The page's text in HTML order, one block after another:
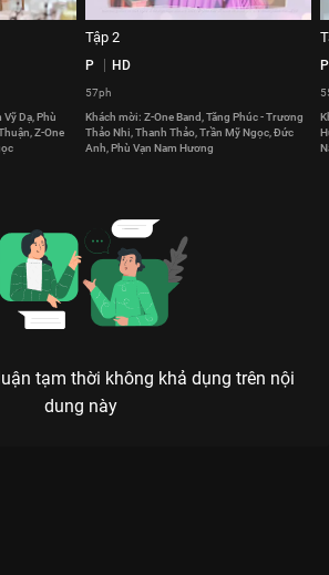
Dạ, Phù
Z-One
Tập 2
P HD
57ph
Khách mời: Z-One Band, Tăng Phúc - Trương
Thảo Nhi, Thanh Thảo, Trần Mỹ Ngọc, Đức
Anh, Phù Vạn Nam Hương
P
tạm thời không khả dụng trên nội
dung này